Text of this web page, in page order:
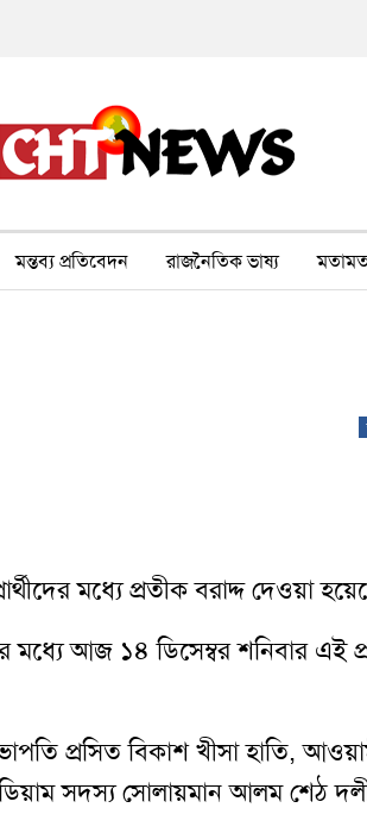
মন্তব্য প্রতিবেদন রাজনৈতিক ভাষ্য
মধ্যে প্রতীক বরাদ্দ দেওয়া
মধ্যে আজ ১৪ ডিসেম্বর শনিবার এই
প্রসিত বিকাশ খীসা হাতি,
সদস্য সোলায়মান আলম শেঠ